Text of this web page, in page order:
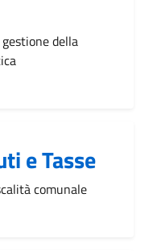
della
e Tasse
comunale